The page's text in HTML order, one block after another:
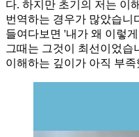
다. 하지만 초기의 저는 이
번역하는 경우가 많았습니
들여다보면 '내가 왜 이렇
그때는 그것이 최선이었습
이해하는 깊이가 아직 부